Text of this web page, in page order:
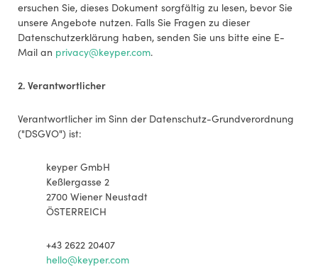
ersuchen Sie, dieses Dokument sorgfältig zu lesen, bevor Sie
unsere Angebote nutzen. Falls Sie Fragen zu dieser
Datenschutzerklärung haben, senden Sie uns bitte eine E-
Mail an privacy@keyper.com.
2. Verantwortlicher
Verantwortlicher im Sinn der Datenschutz-Grundverordnung
("DSGVO") ist:
keyper GmbH
Keßlergasse 2
2700 Wiener Neustadt
ÖSTERREICH
+43 2622 20407
hello@keyper.com